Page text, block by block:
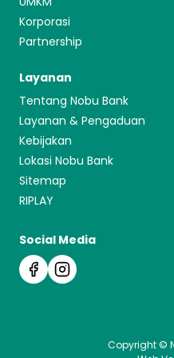
Korporasi
Partnership
Layanan
Tentang Nobu Bank
Layanan & Pengaduan
Kebijakan
Lokasi Nobu Bank
Sitemap
RIPLAY
Social Media
Copyright ©